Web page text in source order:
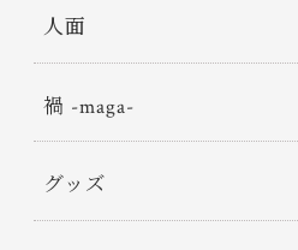
人面
禍 -maga-
グッズ